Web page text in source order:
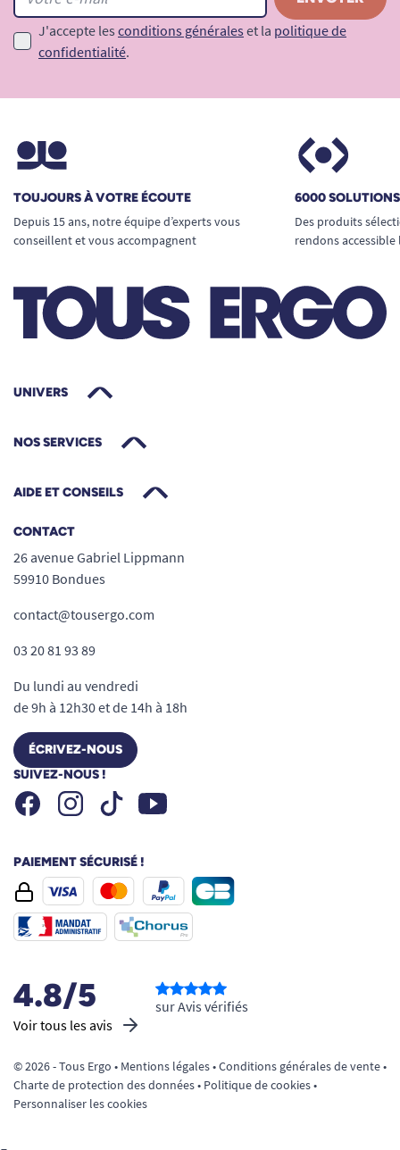
J'accepte les conditions générales et la politique de
confidentialité.
TOUJOURS À VOTRE ÉCOUTE
Depuis 15 ans, notre équipe d’experts vous
conseillent et vous accompagnent
6000
Des produits
rendons
UNIVERS
NOS SERVICES
AIDE ET CONSEILS
CONTACT
26 avenue Gabriel Lippmann
59910 Bondues
contact@tousergo.com
03 20 81 93 89
Du lundi au vendredi
de 9h à 12h30 et de 14h à 18h
ÉCRIVEZ-NOUS
SUIVEZ-NOUS !
FacebookInstagramTiktok Youtube
PAIEMENT SÉCURISÉ !
4.8/5
Voir tous les avis
sur Avis vérifiés
© 2026 - Tous Ergo • Mentions légales•Conditions générales de vente•
Charte de protection des données• Politique de cookies•
Personnaliser les cookies